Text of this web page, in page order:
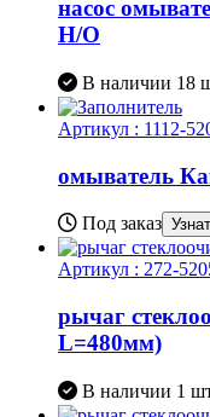
насос
Н/О
В наличии 18
Артикул : 1112-
омыватель
Под заказ
Артикул : 272-
рычаг
L=480мм)
В наличии 1